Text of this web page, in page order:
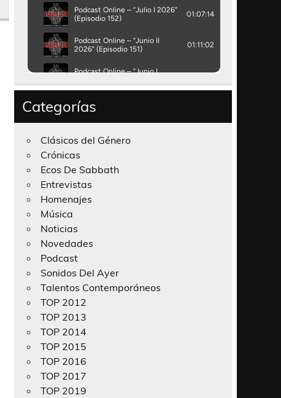
Categorías
Clásicos del Género
Crónicas
Ecos De Sabbath
Entrevistas
Homenajes
Música
Noticias
Novedades
Podcast
Sonidos Del Ayer
Talentos Contemporáneos
TOP 2012
TOP 2013
TOP 2014
TOP 2015
TOP 2016
TOP 2017
TOP 2019